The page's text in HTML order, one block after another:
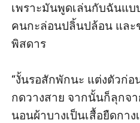
เพราะมันพูดเล่นกับฉันแ
คนกะล่อนปลิ้นปล้อน และ
พิสดาร
“งั้นรอสักพักนะ แต่งตัวก่
กดวางสาย จากนั้นก็ลุกจ
นอนผ้าบางเป็นเสื้อยืดกา